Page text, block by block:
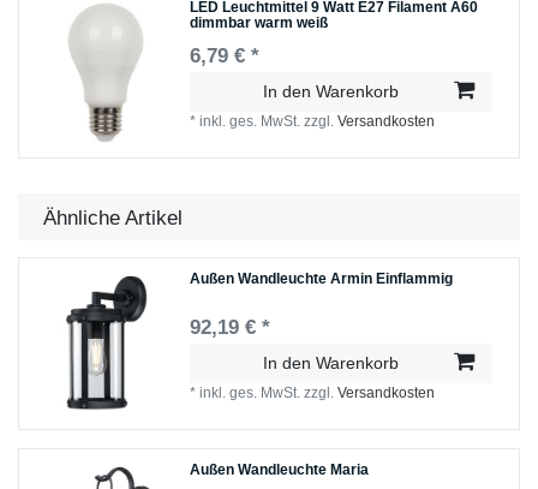
LED Leuchtmittel 9 Watt E27 Filament A60
dimmbar warm weiß
6,79 € *
In den Warenkorb
*inkl. ges. MwSt. zzgl.Versandkosten
Ähnliche Artikel
Außen Wandleuchte Armin Einflammig
92,19 € *
In den Warenkorb
*inkl. ges. MwSt. zzgl.Versandkosten
Außen Wandleuchte Maria